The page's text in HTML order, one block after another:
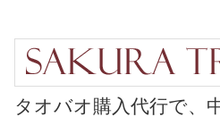
タオバオ購入代行で、